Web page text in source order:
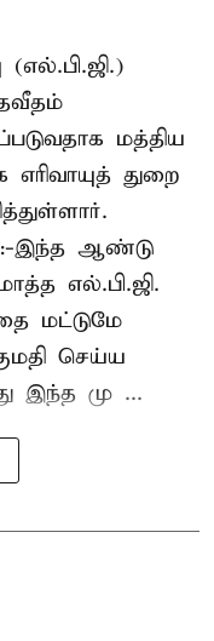
மத்திய
துறை
இந்த ஆண்டு
எல்.பி.ஜி.
மட்டுமே
செய்ய
இந்த மு ...